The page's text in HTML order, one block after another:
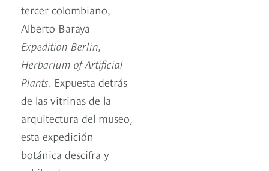
tercer colombiano,
Alberto Baraya
Expedition Berlin,
Herbarium of Artificial
Plants. Expuesta detrás
de las vitrinas de la
arquitectura del museo,
esta expedición
botánica descifra y